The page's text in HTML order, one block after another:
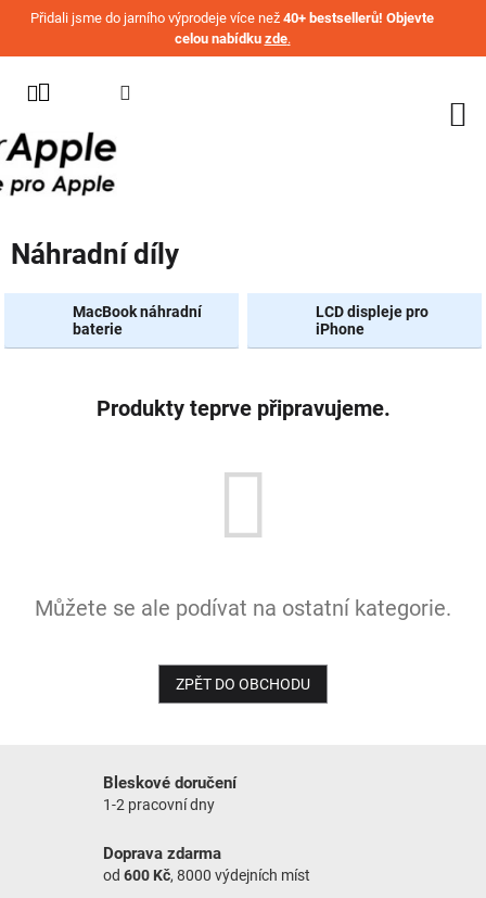
Přejít na obsah
Přidali jsme do jarního výprodeje více než 40+ bestsellerů! Objevte
celou nabídku zde.
IPHONE
MACBOOK
AIRPODS
AIRTAG
Náhradní díly
MacBook náhradní
baterie
LCD displeje pro
iPhone
Produkty teprve připravujeme.
Můžete se ale podívat na ostatní kategorie.
ZPĚT DO OBCHODU
Bleskové doručení
1-2 pracovní dny
Doprava zdarma
od 600 Kč, 8000 výdejních míst